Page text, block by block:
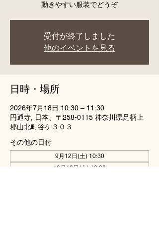
動きやすい服装でどうぞ
受付が終了しました
他のイベントを見る
日時・場所
2026年7月18日 10:30 – 11:30
円通寺, 日本、〒258-0115 神奈川県足柄上
郡山北町谷ケ３０３
その他の日付
9月12日(土) 10:30
10月10日(土) 10:30